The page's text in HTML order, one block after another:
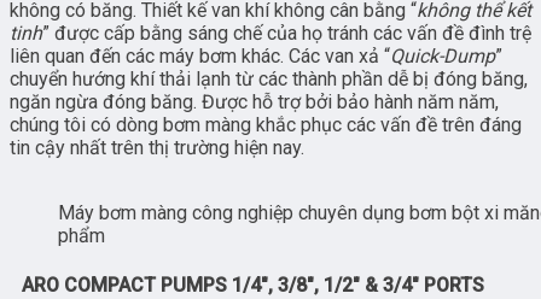
không có băng. Thiết kế van khí không cân bằng “không thể kết
tinh” được cấp bằng sáng chế của họ tránh các vấn đề đình trệ
liên quan đến các máy bơm khác. Các van xả “Quick-Dump”
chuyển hướng khí thải lạnh từ các thành phần dễ bị đóng băng,
ngăn ngừa đóng băng. Được hỗ trợ bởi bảo hành năm năm,
chúng tôi có dòng bơm màng khắc phục các vấn đề trên đáng
tin cậy nhất trên thị trường hiện nay.
Máy bơm màng công nghiệp chuyên dụng bơm bột xi
phẩm
ARO COMPACT PUMPS 1/4″, 3/8″, 1/2″ & 3/4″ PORTS